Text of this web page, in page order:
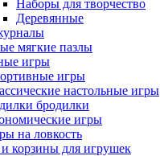
Наборы для творчество
Деревянные
мягкие пазлы
игры
игры
настольные игры
бродилки
игры
на ловкость
корзины для игрушек